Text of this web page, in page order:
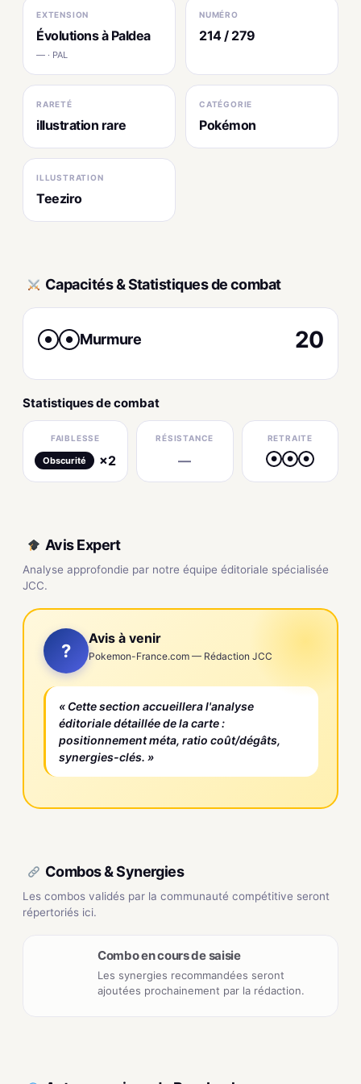
EXTENSION
Évolutions à Paldea
— · PAL
NUMÉRO
214 / 279
RARETÉ
illustration rare
CATÉGORIE
Pokémon
ILLUSTRATION
Teeziro
Capacités & Statistiques de combat
● ● Murmure 20
Statistiques de combat
FAIBLESSE
Obscurité ×2
RÉSISTANCE
—
RETRAITE
● ● ●
Avis Expert
Analyse approfondie par notre équipe éditoriale spécialisée
JCC.
?
Avis à venir
Pokemon-France.com — Rédaction JCC
« Cette section accueillera l'analyse
éditoriale détaillée de la carte :
positionnement méta, ratio coût/dégâts,
synergies-clés. »
Combos & Synergies
Les combos validés par la communauté compétitive seront
répertoriés ici.
Combo en cours de saisie
Les synergies recommandées seront
ajoutées prochainement par la rédaction.